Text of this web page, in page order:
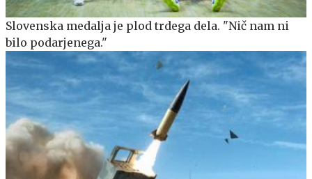
Slovenska medalja je plod trdega dela. "Nič nam ni
bilo podarjenega."